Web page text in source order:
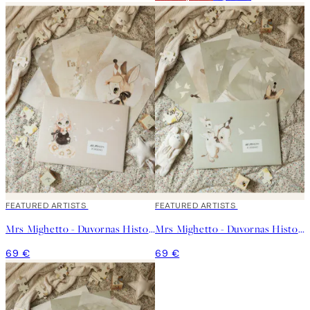
FEATURED ARTISTS
Mrs Mighetto - Duvornas Historia - Kit No1
69 €
FEATURED ARTISTS
Mrs Mighetto - Duvornas Historia - Kit No2
69 €